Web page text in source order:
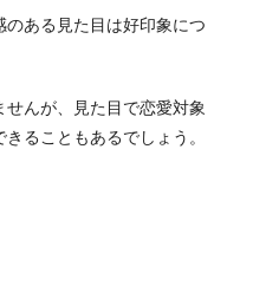
ある見た目は好印象につ
んが、見た目で恋愛対象
ることもあるでしょう。